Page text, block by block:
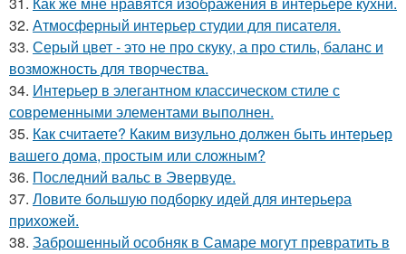
32. Атмосферный интерьер студии для писателя.
33. Серый цвет - это не про скуку, а про стиль, баланс и
возможность для творчества.
34. Интерьер в элегантном классическом стиле с
современными элементами выполнен.
35. Как считаете? Каким визульно должен быть интерьер
вашего дома, простым или сложным?
36. Последний вальс в Эвервуде.
37. Ловите большую подборку идей для интерьера
прихожей.
38. Заброшенный особняк в Самаре могут превратить в